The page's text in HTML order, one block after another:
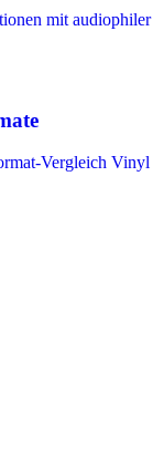
mit audiophiler
Vergleich Vinyl